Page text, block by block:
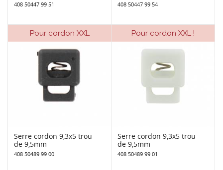
408 50447 99 51 408 50447 99 54
Pour cordon XXL
Serre cordon 9,3x5 trou
de 9,5mm
408 50489 99 00
Pour cordon XXL !
Serre cordon 9,3x5 trou
de 9,5mm
408 50489 99 01